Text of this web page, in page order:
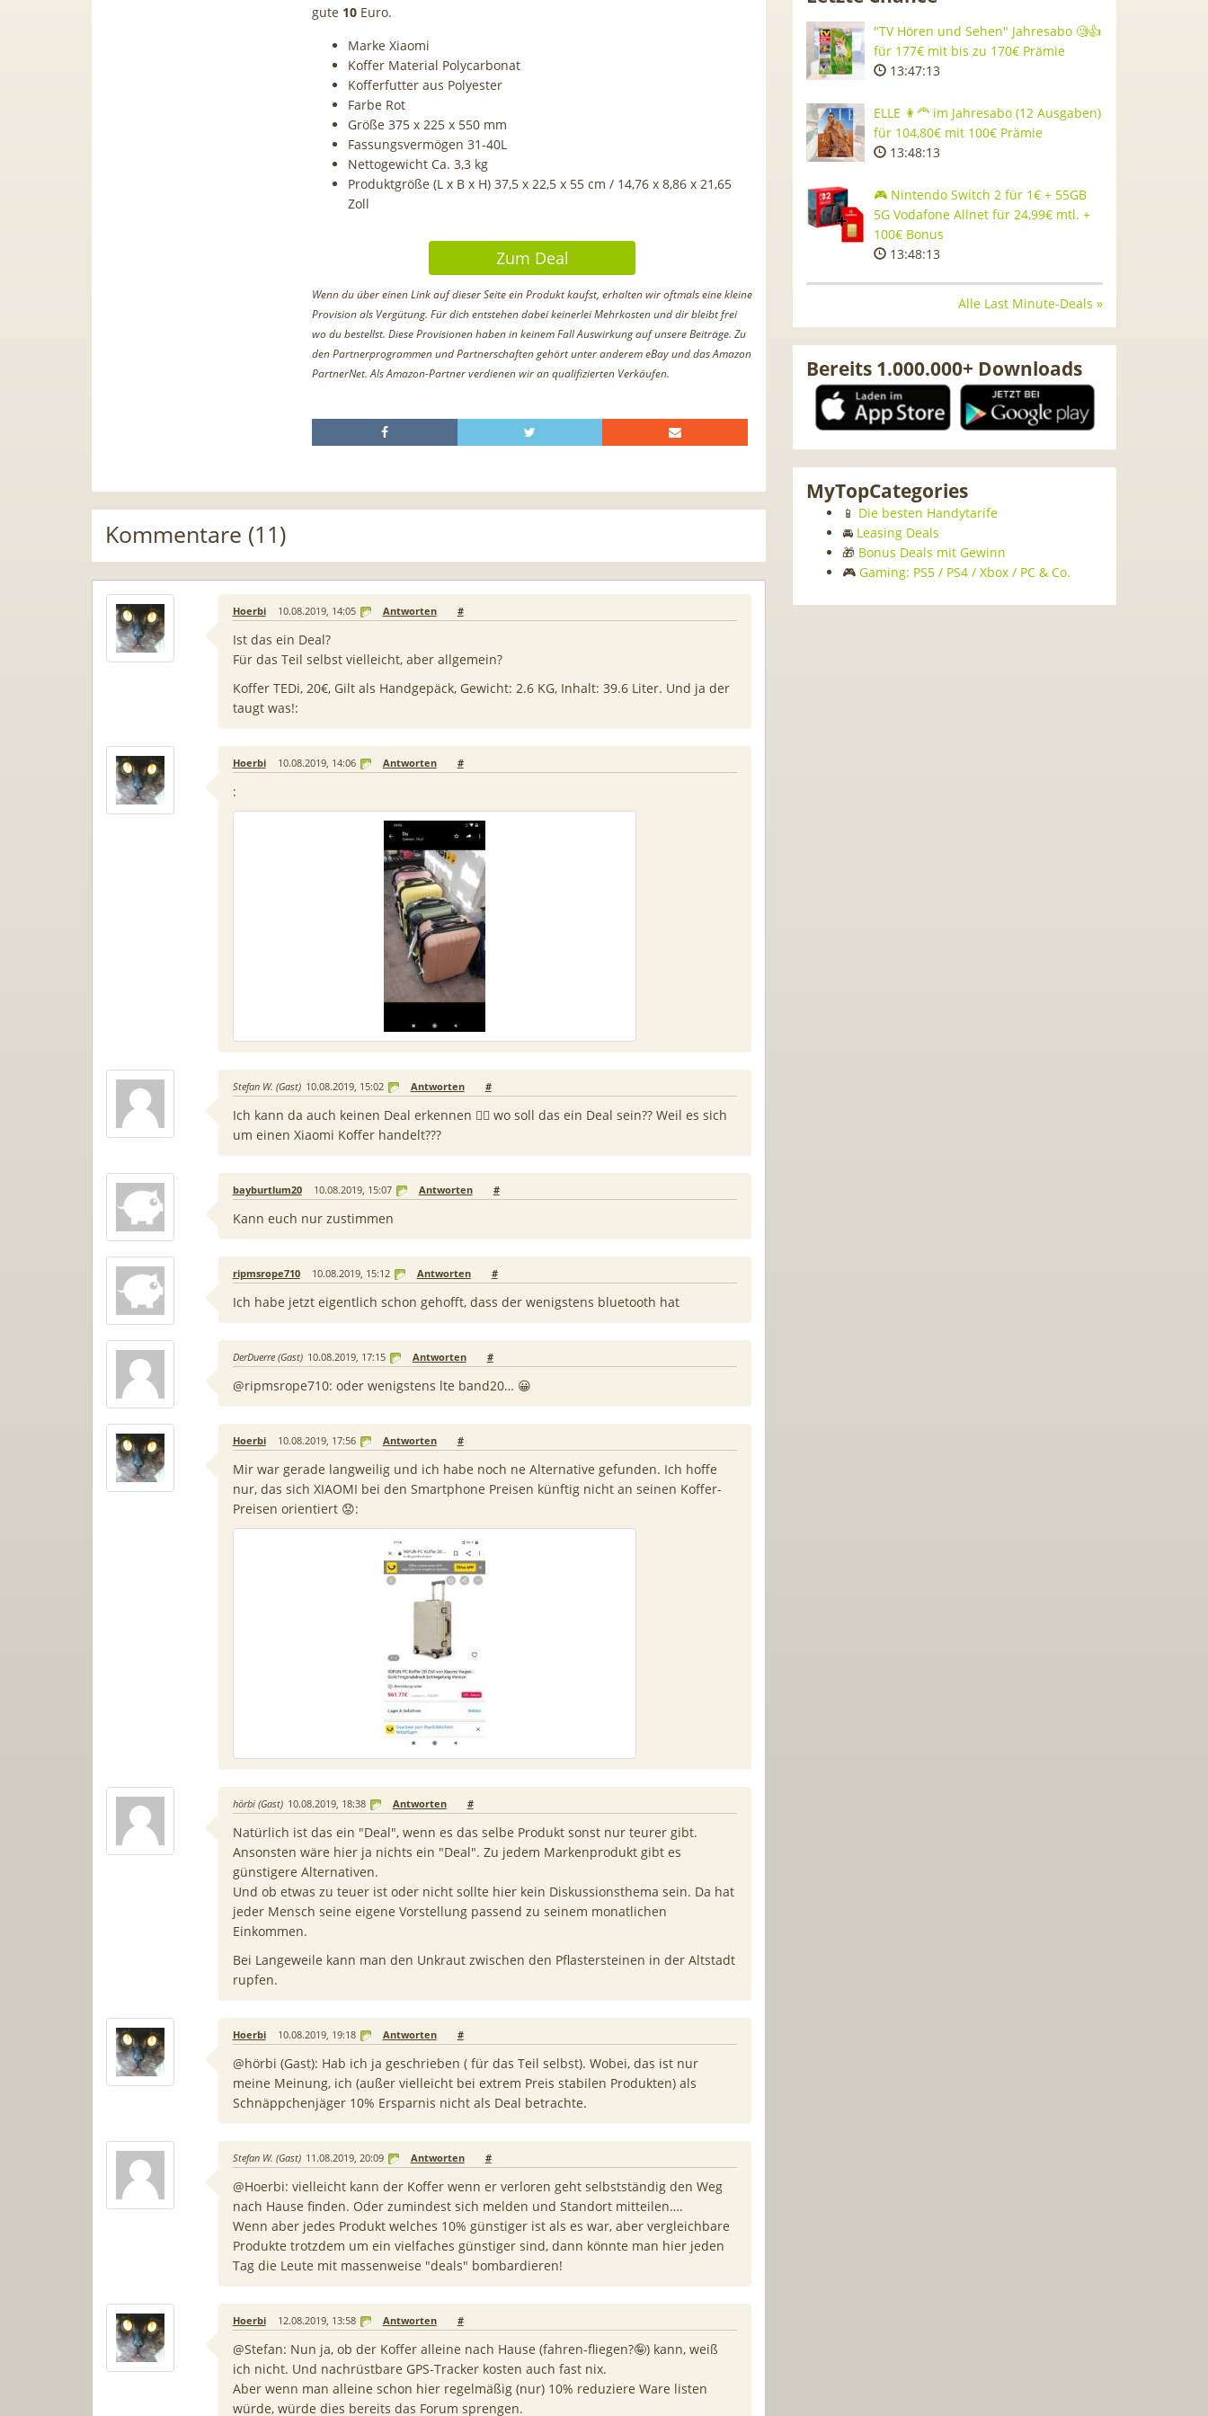
gute 10 Euro.
Marke Xiaomi
Koffer Material Polycarbonat
Kofferfutter aus Polyester
Farbe Rot
Größe 375 x 225 x 550 mm
Fassungsvermögen 31-40L
Nettogewicht Ca. 3,3 kg
Produktgröße (L x B x H) 37,5 x 22,5 x 55 cm / 14,76 x 8,86 x 21,65
Zoll
Zum Deal
Wenn du über einen Link auf dieser Seite ein Produkt kaufst, erhalten wir oftmals eine kleine
Provision als Vergütung. Für dich entstehen dabei keinerlei Mehrkosten und dir bleibt frei
wo du bestellst. Diese Provisionen haben in keinem Fall Auswirkung auf unsere Beiträge. Zu
den Partnerprogrammen und Partnerschaften gehört unter anderem eBay und das Amazon
PartnerNet. Als Amazon-Partner verdienen wir an qualifizierten Verkäufen.
Kommentare (11)
Hoerbi 10.08.2019, 14:05 Antworten #
Ist das ein Deal?
Für das Teil selbst vielleicht, aber allgemein?
Koffer TEDi, 20€, Gilt als Handgepäck, Gewicht: 2.6 KG, Inhalt: 39.6 Liter. Und ja der
taugt was!:
Hoerbi 10.08.2019, 14:06 Antworten #
:
Stefan W. (Gast) 10.08.2019, 15:02 Antworten #
Ich kann da auch keinen Deal erkennen 🤷‍♂️ wo soll das ein Deal sein?? Weil es sich
um einen Xiaomi Koffer handelt???
bayburtlum20 10.08.2019, 15:07 Antworten #
Kann euch nur zustimmen
ripmsrope710 10.08.2019, 15:12 Antworten #
Ich habe jetzt eigentlich schon gehofft, dass der wenigstens bluetooth hat
DerDuerre (Gast) 10.08.2019, 17:15 Antworten #
@ripmsrope710: oder wenigstens lte band20… 😀
Hoerbi 10.08.2019, 17:56 Antworten #
Mir war gerade langweilig und ich habe noch ne Alternative gefunden. Ich hoffe
nur, das sich XIAOMI bei den Smartphone Preisen künftig nicht an seinen Koffer-
Preisen orientiert 😟:
hörbi (Gast) 10.08.2019, 18:38 Antworten #
Natürlich ist das ein "Deal", wenn es das selbe Produkt sonst nur teurer gibt.
Ansonsten wäre hier ja nichts ein "Deal". Zu jedem Markenprodukt gibt es
günstigere Alternativen.
Und ob etwas zu teuer ist oder nicht sollte hier kein Diskussionsthema sein. Da hat
jeder Mensch seine eigene Vorstellung passend zu seinem monatlichen
Einkommen.
Bei Langeweile kann man den Unkraut zwischen den Pflastersteinen in der Altstadt
rupfen.
Hoerbi 10.08.2019, 19:18 Antworten #
@hörbi (Gast): Hab ich ja geschrieben ( für das Teil selbst). Wobei, das ist nur
meine Meinung, ich (außer vielleicht bei extrem Preis stabilen Produkten) als
Schnäppchenjäger 10% Ersparnis nicht als Deal betrachte.
Stefan W. (Gast) 11.08.2019, 20:09 Antworten #
@Hoerbi: vielleicht kann der Koffer wenn er verloren geht selbstständig den Weg
nach Hause finden. Oder zumindest sich melden und Standort mitteilen….
Wenn aber jedes Produkt welches 10% günstiger ist als es war, aber vergleichbare
Produkte trotzdem um ein vielfaches günstiger sind, dann könnte man hier jeden
Tag die Leute mit massenweise "deals" bombardieren!
Hoerbi 12.08.2019, 13:58 Antworten #
@Stefan: Nun ja, ob der Koffer alleine nach Hause (fahren-fliegen?🤪) kann, weiß
ich nicht. Und nachrüstbare GPS-Tracker kosten auch fast nix.
Aber wenn man alleine schon hier regelmäßig (nur) 10% reduziere Ware listen
würde, würde dies bereits das Forum sprengen.
"TV Hören und Sehen" Jahresabo 🧐👍
für 177€ mit bis zu 170€ Prämie
13:47:12
ELLE 👩‍🦰 im Jahresabo (12 Ausgaben)
für 104,80€ mit 100€ Prämie
13:48:12
🎮 Nintendo Switch 2 für 1€ + 55GB
5G Vodafone Allnet für 24,99€ mtl. +
100€ Bonus
13:48:12
Alle Last Minute-Deals »
Bereits 1.000.000+ Downloads
MyTopCategories
📱 Die besten Handytarife
🚘 Leasing Deals
🎁 Bonus Deals mit Gewinn
🎮 Gaming: PS5 / PS4 / Xbox / PC & Co.